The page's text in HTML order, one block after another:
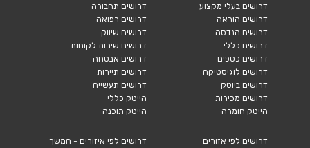
דרושים בעלי מקצוע
דרושים הוראה
דרושים הנדסה
דרושים כללי
דרושים כספים
דרושים לוגיסטיקה
דרושים ביוטק
דרושים מכירות
הייטק חומרה
דרושים תחבורה
דרושים רפואה
דרושים שיווק
דרושים שירות לקוחות
דרושים אבטחה
דרושים תיירות
דרושים תעשייה
הייטק כללי
הייטק תוכנה
דרושים לפי אזורים
דרושים לפי איזורים - המשך